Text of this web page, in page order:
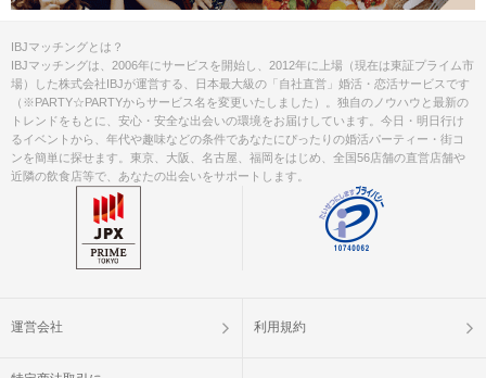
IBJマッチングとは？
IBJマッチングは、2006年にサービスを開始し、2012年に上場（現在は東証プライム市
場）した株式会社IBJが運営する、日本最大級の「自社直営」婚活・恋活サービスです
（※PARTY☆PARTYからサービス名を変更いたしました）。独自のノウハウと最新の
トレンドをもとに、安心・安全な出会いの環境をお届けしています。今日・明日行け
るイベントから、年代や趣味などの条件であなたにぴったりの婚活パーティー・街コ
ンを簡単に探せます。東京、大阪、名古屋、福岡をはじめ、全国56店舗の直営店舗や
近隣の飲食店等で、あなたの出会いをサポートします。
運営会社 利用規約